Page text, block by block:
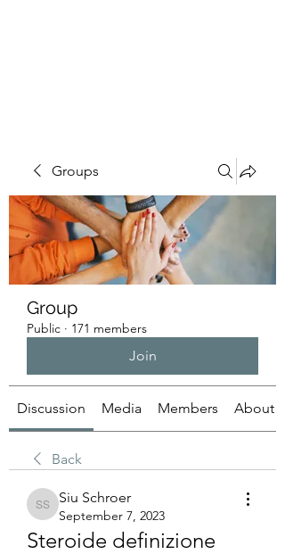
Groups
Group
Public · 171 members
Join
Discussion Media Members About
Back
Siu Schroer
Siu Schroer
September 7, 2023
Steroide definizione